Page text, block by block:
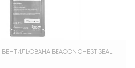
BEACON CHEST SEAL